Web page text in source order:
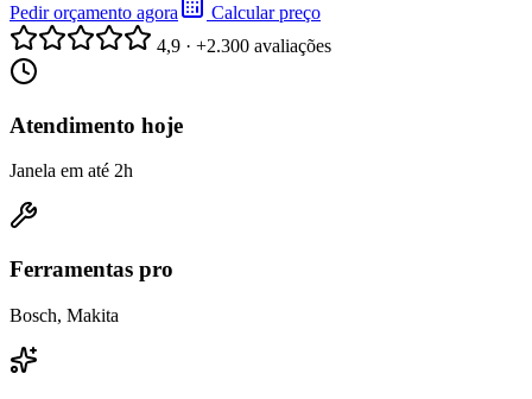
Pedir orçamento agora
Calcular preço
4,9 · +2.300 avaliações
Atendimento hoje
Janela em até 2h
Ferramentas pro
Bosch, Makita